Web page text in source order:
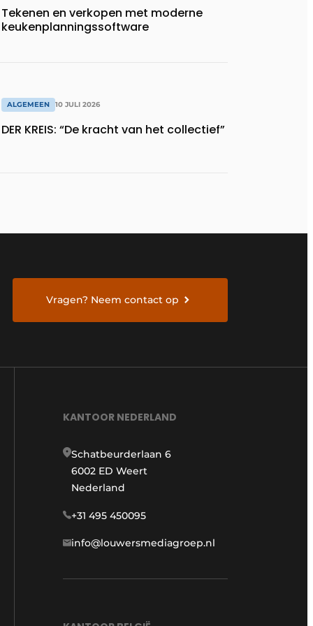
Tekenen en verkopen met moderne
keukenplanningssoftware
ALGEMEEN 10 JULI 2026
DER KREIS: “De kracht van het collectief”
Vragen? Neem contact op
KANTOOR NEDERLAND
Schatbeurderlaan 6
6002 ED Weert
Nederland
+31 495 450095
info@louwersmediagroep.nl